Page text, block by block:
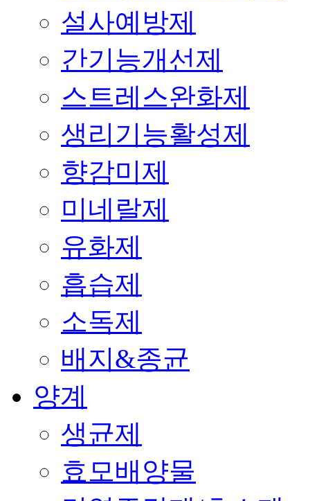
설사예방제
간기능개선제
스트레스완화제
생리기능활성제
향감미제
미네랄제
유화제
흡습제
소독제
배지&종균
양계
생균제
효모배양물